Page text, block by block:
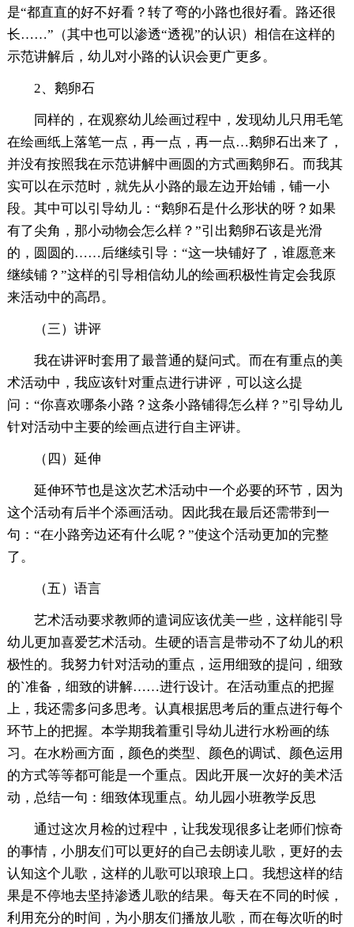
是“都直直的好不好看？转了弯的小路也很好看。路还很
长……”（其中也可以渗透“透视”的认识）相信在这样的
示范讲解后，幼儿对小路的认识会更广更多。
2、鹅卵石
同样的，在观察幼儿绘画过程中，发现幼儿只用毛笔
在绘画纸上落笔一点，再一点，再一点…鹅卵石出来了，
并没有按照我在示范讲解中画圆的方式画鹅卵石。而我其
实可以在示范时，就先从小路的最左边开始铺，铺一小
段。其中可以引导幼儿：“鹅卵石是什么形状的呀？如果
有了尖角，那小动物会怎么样？”引出鹅卵石该是光滑
的，圆圆的……后继续引导：“这一块铺好了，谁愿意来
继续铺？”这样的引导相信幼儿的绘画积极性肯定会我原
来活动中的高昂。
（三）讲评
我在讲评时套用了最普通的疑问式。而在有重点的美
术活动中，我应该针对重点进行讲评，可以这么提
问：“你喜欢哪条小路？这条小路铺得怎么样？”引导幼儿
针对活动中主要的绘画点进行自主评讲。
（四）延伸
延伸环节也是这次艺术活动中一个必要的环节，因为
这个活动有后半个添画活动。因此我在最后还需带到一
句：“在小路旁边还有什么呢？”使这个活动更加的完整
了。
（五）语言
艺术活动要求教师的遣词应该优美一些，这样能引导
幼儿更加喜爱艺术活动。生硬的语言是带动不了幼儿的积
极性的。我努力针对活动的重点，运用细致的提问，细致
的`准备，细致的讲解……进行设计。在活动重点的把握
上，我还需多问多思考。认真根据思考后的重点进行每个
环节上的把握。本学期我着重引导幼儿进行水粉画的练
习。在水粉画方面，颜色的类型、颜色的调试、颜色运用
的方式等等都可能是一个重点。因此开展一次好的美术活
动，总结一句：细致体现重点。幼儿园小班教学反思
通过这次月检的过程中，让我发现很多让老师们惊奇
的事情，小朋友们可以更好的自己去朗读儿歌，更好的去
认知这个儿歌，这样的儿歌可以琅琅上口。我想这样的结
果是不停地去坚持渗透儿歌的结果。每天在不同的时候，
利用充分的时间，为小朋友们播放儿歌，而在每次听的时